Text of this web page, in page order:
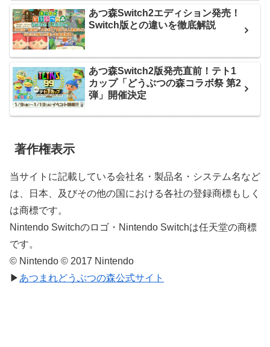
あつ森Switch2エディション発売！
Switch版との違いを徹底解説
あつ森Switch2版発売直前！テト1
カップ「どうぶつの森コラボ祭 第2
弾」開催決定
著作権表示
当サイトに記載している会社名・製品名・システム名など
は、日本、及びその他の国における各社の登録商標もしく
は商標です。
Nintendo Switchのロゴ・Nintendo Switchは任天堂の商標
です。
© Nintendo © 2017 Nintendo
▶ あつまれどうぶつの森公式サイト